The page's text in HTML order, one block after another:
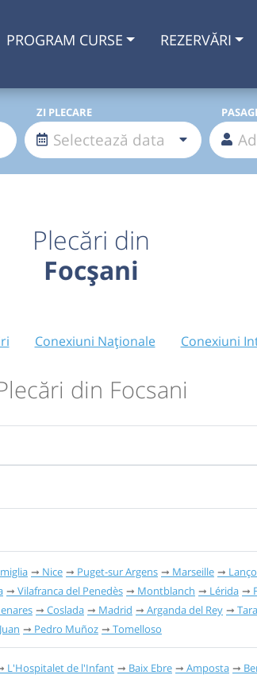
PROGRAM CURSE REZERVĂRI
ZI PLECARE
Plecări din
Focșani
Conexiuni Naționale Conexiuni
din Focsani
Nice Puget-sur Argens Marseille
Vilafranca del Penedès Montblanch Lérida
Coslada Madrid Arganda del Rey
Pedro Muñoz Tomelloso
L'Hospitalet de l'Infant Baix Ebre Amposta